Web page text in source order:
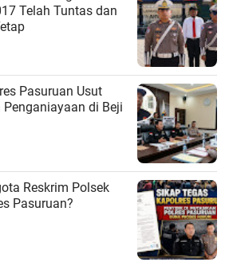
Telah Tuntas dan
Pasuruan Usut
di Beji
Reskrim Polsek
Pasuruan?